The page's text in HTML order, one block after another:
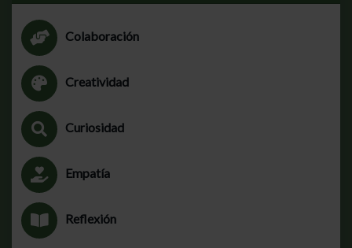
Colaboración
Creatividad
Curiosidad
Empatía
Reflexión